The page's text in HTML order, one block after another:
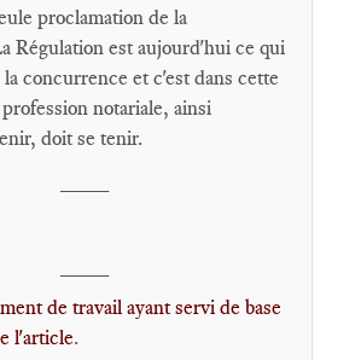
proclamation de la
Régulation est aujourd'hui ce qui
concurrence et c'est dans cette
notariale, ainsi
doit se tenir.
de travail ayant servi de base
l'article.